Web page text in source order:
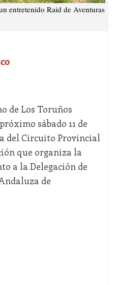
entretenido Raid de Aventuras
de Los Toruños
sábado 11 de
del Circuito Provincial
que organiza la
a la Delegación de
de